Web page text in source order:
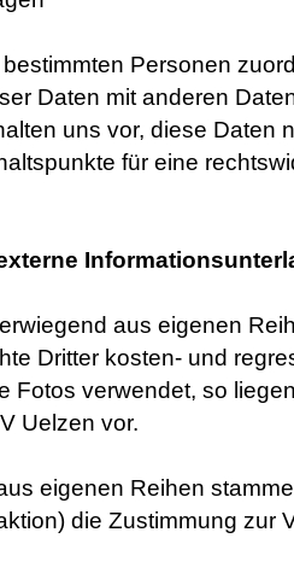
Personen
Daten mit anderen
uns vor, diese Daten
für eine
aus eigenen
Dritter kosten- und
Fotos verwendet, so
Uelzen vor.
eigenen Reihen
die Zustimmung zur